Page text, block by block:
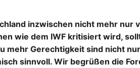
inzwischen nicht mehr nur
wie dem IWF kritisiert wird,
mehr Gerechtigkeit sind nicht
sinnvoll. Wir begrüßen die